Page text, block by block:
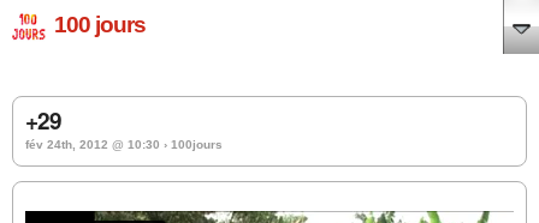
100 jours
+29
fév 24th, 2012 @ 10:30 › 100jours